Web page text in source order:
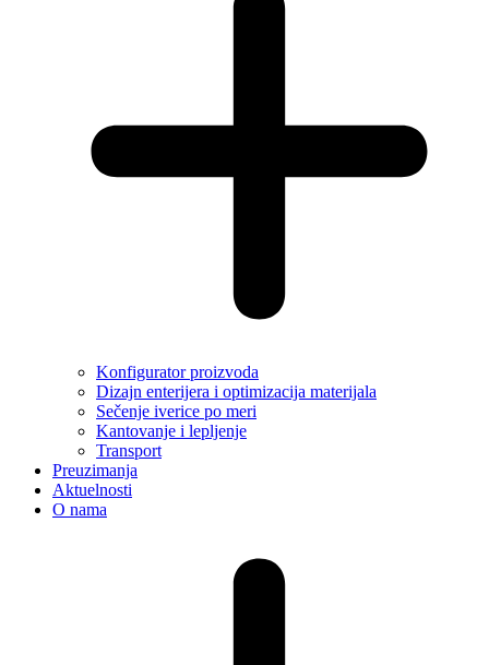
Konfigurator proizvoda
Dizajn enterijera i optimizacija materijala
Sečenje iverice po meri
Kantovanje i lepljenje
Transport
Preuzimanja
Aktuelnosti
O nama